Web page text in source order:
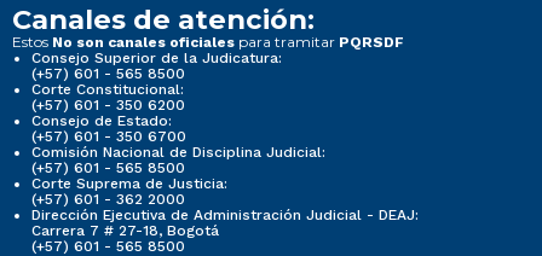
Canales de atención:
Estos No son canales oficiales para tramitar PQRSDF
Consejo Superior de la Judicatura:
(+57) 601 - 565 8500
Corte Constitucional:
(+57) 601 - 350 6200
Consejo de Estado:
(+57) 601 - 350 6700
Comisión Nacional de Disciplina Judicial:
(+57) 601 - 565 8500
Corte Suprema de Justicia:
(+57) 601 - 362 2000
Dirección Ejecutiva de Administración Judicial - DEAJ:
Carrera 7 # 27-18, Bogotá
(+57) 601 - 565 8500